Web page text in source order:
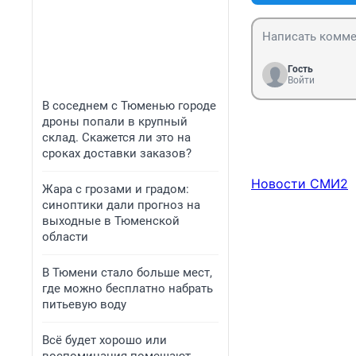
В соседнем с Тюменью городе
дроны попали в крупный
склад. Скажется ли это на
сроках доставки заказов?
Жара с грозами и градом:
синоптики дали прогноз на
выходные в Тюменской
области
В Тюмени стало больше мест,
где можно бесплатно набрать
питьевую воду
Всё будет хорошо или
Гость
Войти
Новости СМИ2